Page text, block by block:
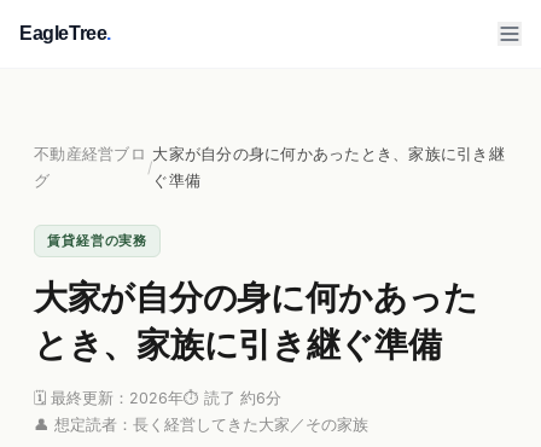
EagleTree.
不動産経営ブロ
グ
/
大家が自分の身に何かあったとき、家族に引き継
ぐ準備
賃貸経営の実務
大家が自分の身に何かあった
とき、家族に引き継ぐ準備
🗓 最終更新：2026年⏱ 読了 約6分
👤 想定読者：長く経営してきた大家／その家族